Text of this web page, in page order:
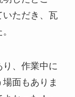
いただき、瓦
、作業中に
面もありま